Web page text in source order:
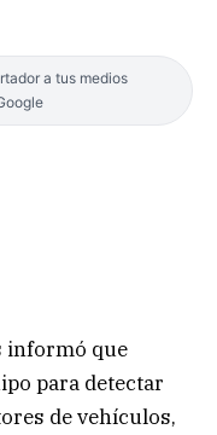
a tus medios
informó que
para detectar
de vehículos,